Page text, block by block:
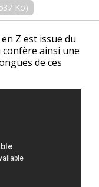
Ko)
Z est issue du
confère ainsi une
de ces